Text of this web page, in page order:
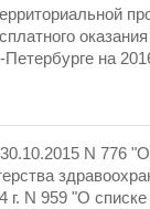
на
N 776
г. N 959 "О